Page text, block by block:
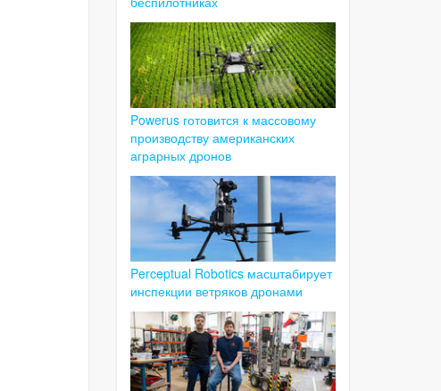
Powerus готовится к массовому
производству американских
аграрных дронов
Perceptual Robotics масштабирует
инспекции ветряков дронами